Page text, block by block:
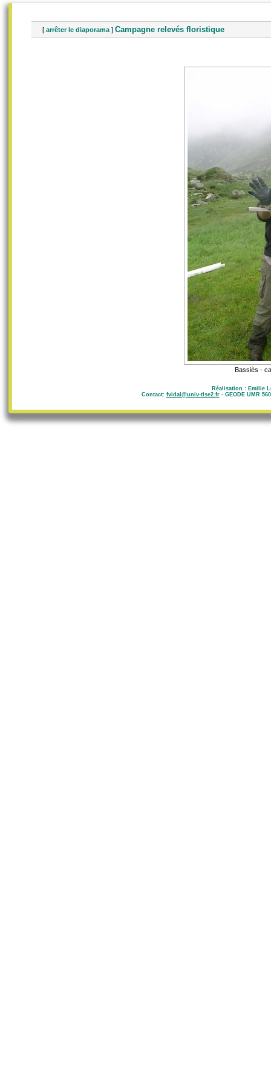
[ arrêter le diaporama ] Campagne relevés floristique
Bassiès -
Réalisation : Emilie
Contact: fvidal@univ-tlse2.fr- GEODE UMR